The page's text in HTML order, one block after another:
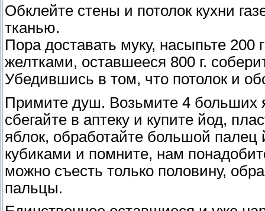
Обклейте стены и потолок кухни
тканью.
Пора доставать муку, насыпьте 200
желтками, оставшееся 800 г.
Убедившись в том, что потолок и
Примите душ. Возьмите 4 больших
сбегайте в аптеку и купите йод,
яблок, обработайте большой палец
кубиками и помните, нам
можно съесть только половину,
пальцы.